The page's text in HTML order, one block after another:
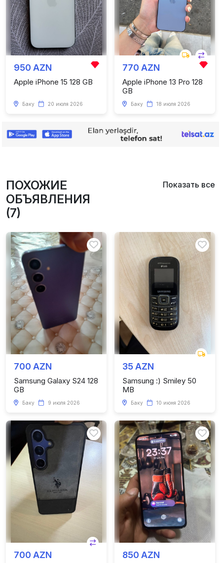
950 AZN
Apple iPhone 15 128 GB
Баку 20 июля 2026
770 AZN
Apple iPhone 13 Pro 128
GB
Баку 18 июля 2026
ПОХОЖИЕ
ОБЪЯВЛЕНИЯ
(7)
Показать все
700 AZN
Samsung Galaxy S24 128
GB
Баку 9 июля 2026
35 AZN
Samsung :) Smiley 50
MB
Баку 10 июня 2026
700 AZN 850 AZN